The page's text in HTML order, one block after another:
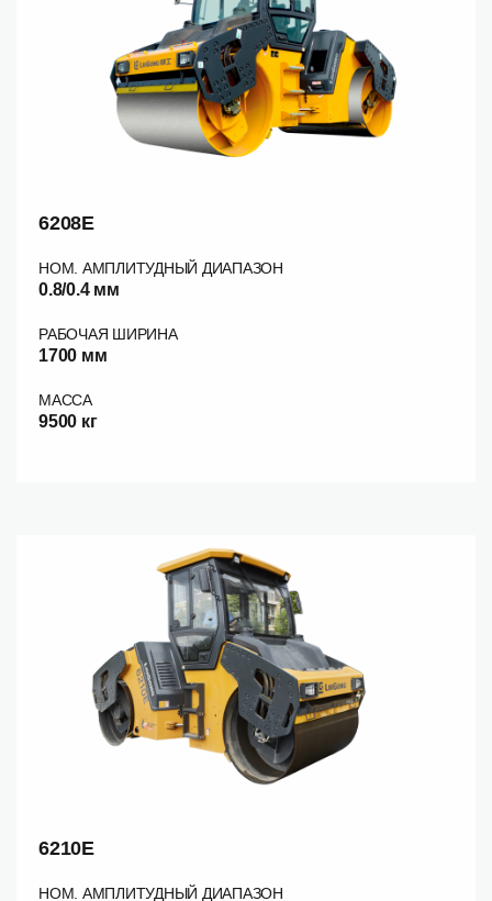
6208E
НОМ. АМПЛИТУДНЫЙ ДИАПАЗОН
0.8/0.4 мм
РАБОЧАЯ ШИРИНА
1700 мм
МАССА
9500 кг
6210E
НОМ. АМПЛИТУДНЫЙ ДИАПАЗОН